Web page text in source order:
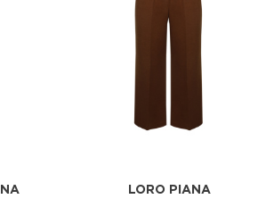
LORO PIANA